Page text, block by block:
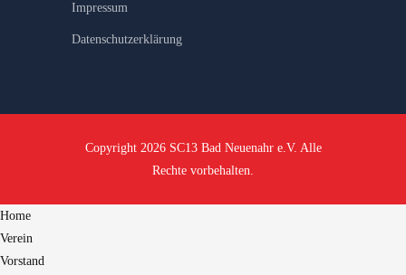
Impressum
Datenschutzerklärung
Copyright 2026 SC13 Bad Neuenahr e.V. Alle
Rechte vorbehalten.
Home
Verein
Vorstand